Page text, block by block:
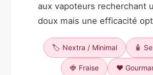
aux vapoteurs recherchant
doux mais une efficacité
🏷️ Nextra / Minimal 🧴
🍓 Fraise ❤️